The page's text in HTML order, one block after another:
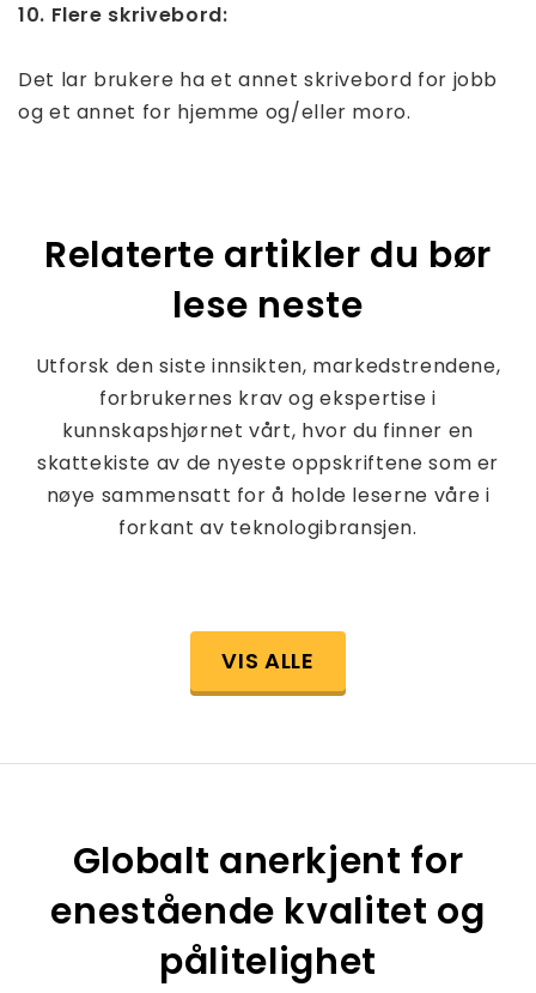
10. Flere skrivebord:
Det lar brukere ha et annet skrivebord for jobb
og et annet for hjemme og/eller moro.
Relaterte artikler du bør
lese neste
Utforsk den siste innsikten, markedstrendene,
forbrukernes krav og ekspertise i
kunnskapshjørnet vårt, hvor du finner en
skattekiste av de nyeste oppskriftene som er
nøye sammensatt for å holde leserne våre i
forkant av teknologibransjen.
VIS ALLE
Globalt anerkjent for
enestående kvalitet og
pålitelighet